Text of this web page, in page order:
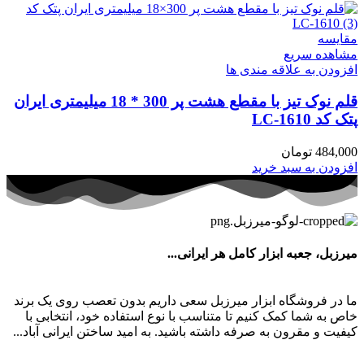
مقایسه
مشاهده سریع
افزودن به علاقه مندی ها
قلم نوک تیز با مقطع هشت پر 300 * 18 میلیمتری ایران
پتک کد LC-1610
484,000 تومان
افزودن به سبد خرید
میرزبل، جعبه ابزار کامل هر ایرانی...
ما در فروشگاه ابزار میرزبل سعی داریم بدون تعصب روی یک برند
خاص به شما کمک کنیم تا متناسب با نوع استفاده خود، انتخابی با
کیفیت و مقرون به صرفه داشته باشید. به امید ساختن ایرانی آباد...